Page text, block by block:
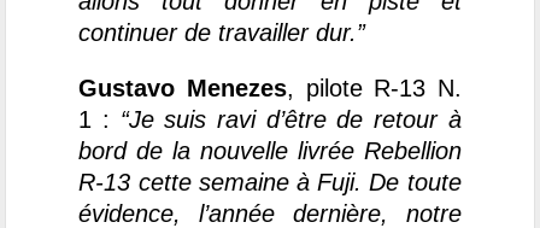
continuer de travailler dur.”
Gustavo Menezes, pilote R-13 N.
1 : “Je suis ravi d’être de retour à
bord de la nouvelle livrée Rebellion
R-13 cette semaine à Fuji. De toute
évidence, l’année dernière, notre